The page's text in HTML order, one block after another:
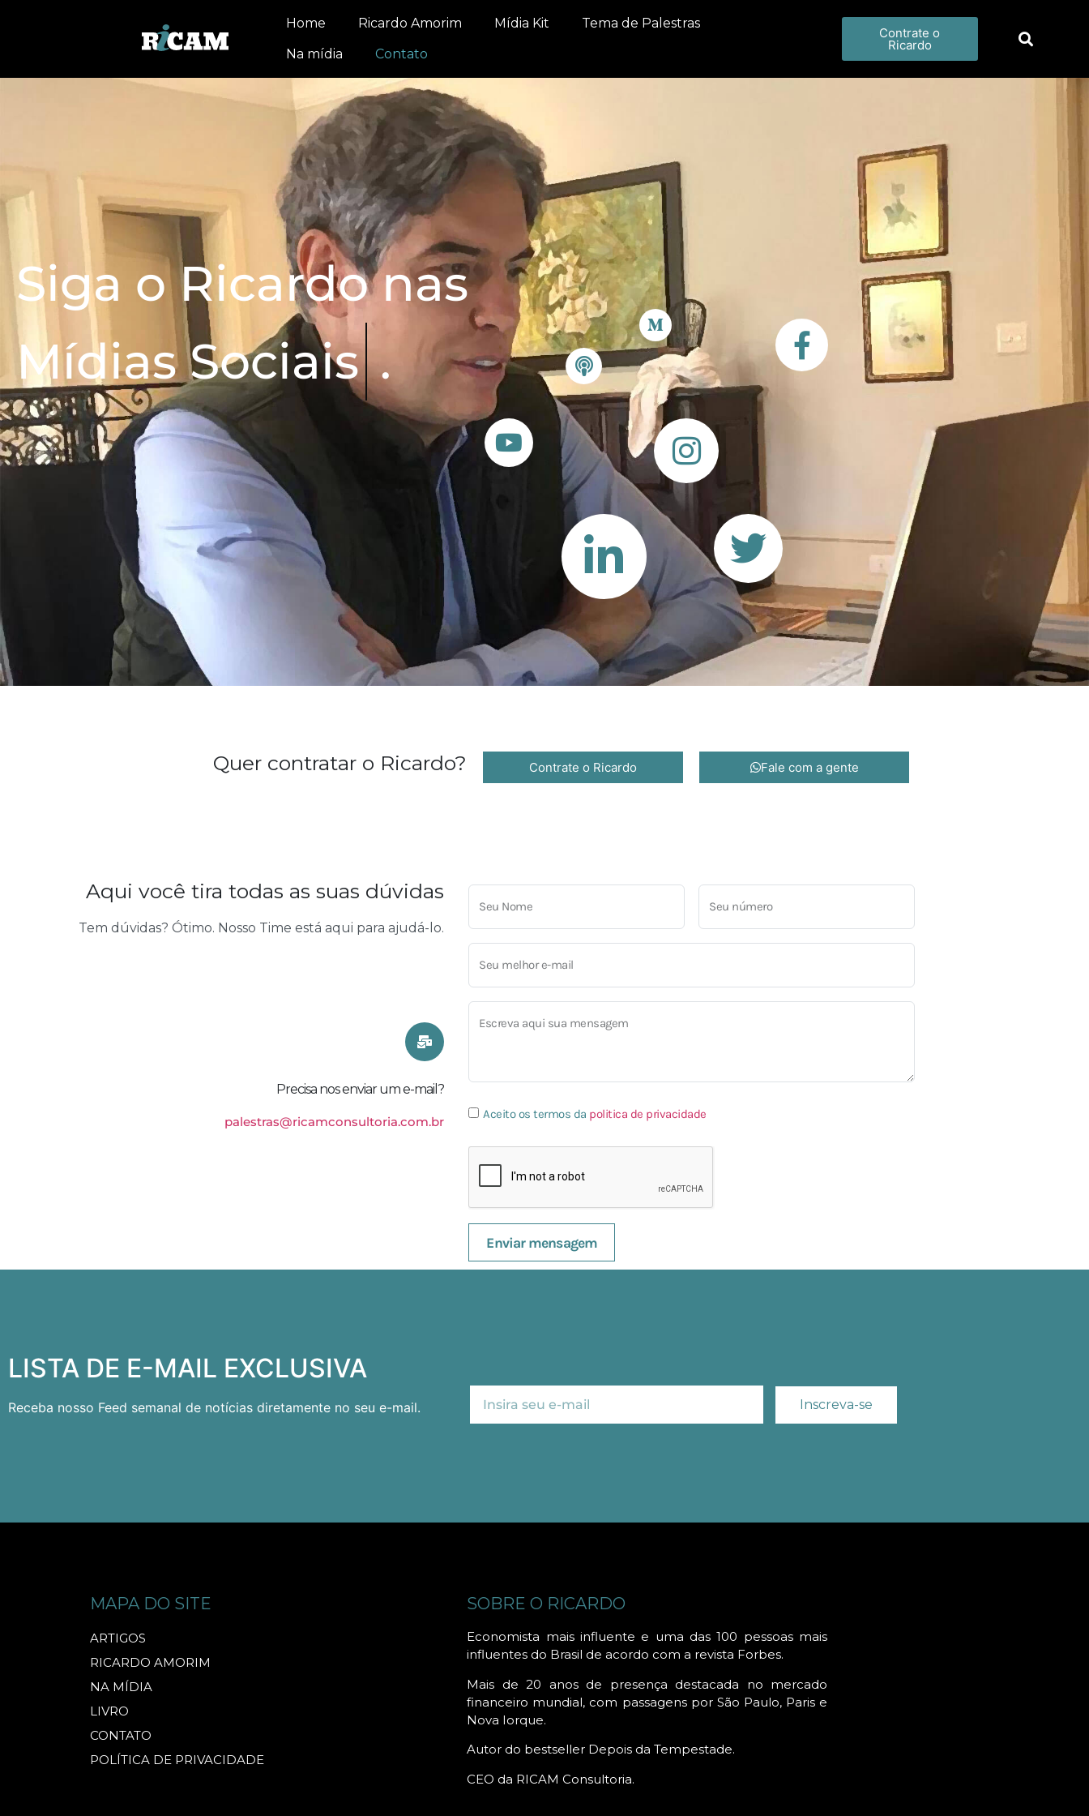
Home Ricardo Amorim Mídia Kit
Tema de Palestras
Na mídia
Contato
Contrate o
Ricardo
Siga o Ricardo nas
Mídias Sociais
.
Quer contratar o Ricardo? Contrate o Ricardo Fale com a gente
Aqui você tira todas as suas dúvidas
Tem dúvidas? Ótimo. Nosso Time está aqui para ajudá-lo.
Precisa nos enviar um e-mail?
palestras@ricamconsultoria.com.br
Aceito os termos da politica de privacidade
Enviar mensagem
LISTA DE E-MAIL EXCLUSIVA
Receba nosso Feed semanal de notícias diretamente no seu e-mail. Inscreva-se
MAPA DO SITE
ARTIGOS
RICARDO AMORIM
NA MÍDIA
LIVRO
CONTATO
POLÍTICA DE PRIVACIDADE
SOBRE O RICARDO
Economista mais influente e uma das 100 pessoas mais
influentes do Brasil de acordo com a revista Forbes.
Mais de 20 anos de presença destacada no mercado
financeiro mundial, com passagens por São Paulo, Paris e
Nova Iorque.
Autor do bestseller Depois da Tempestade.
CEO da RICAM Consultoria.